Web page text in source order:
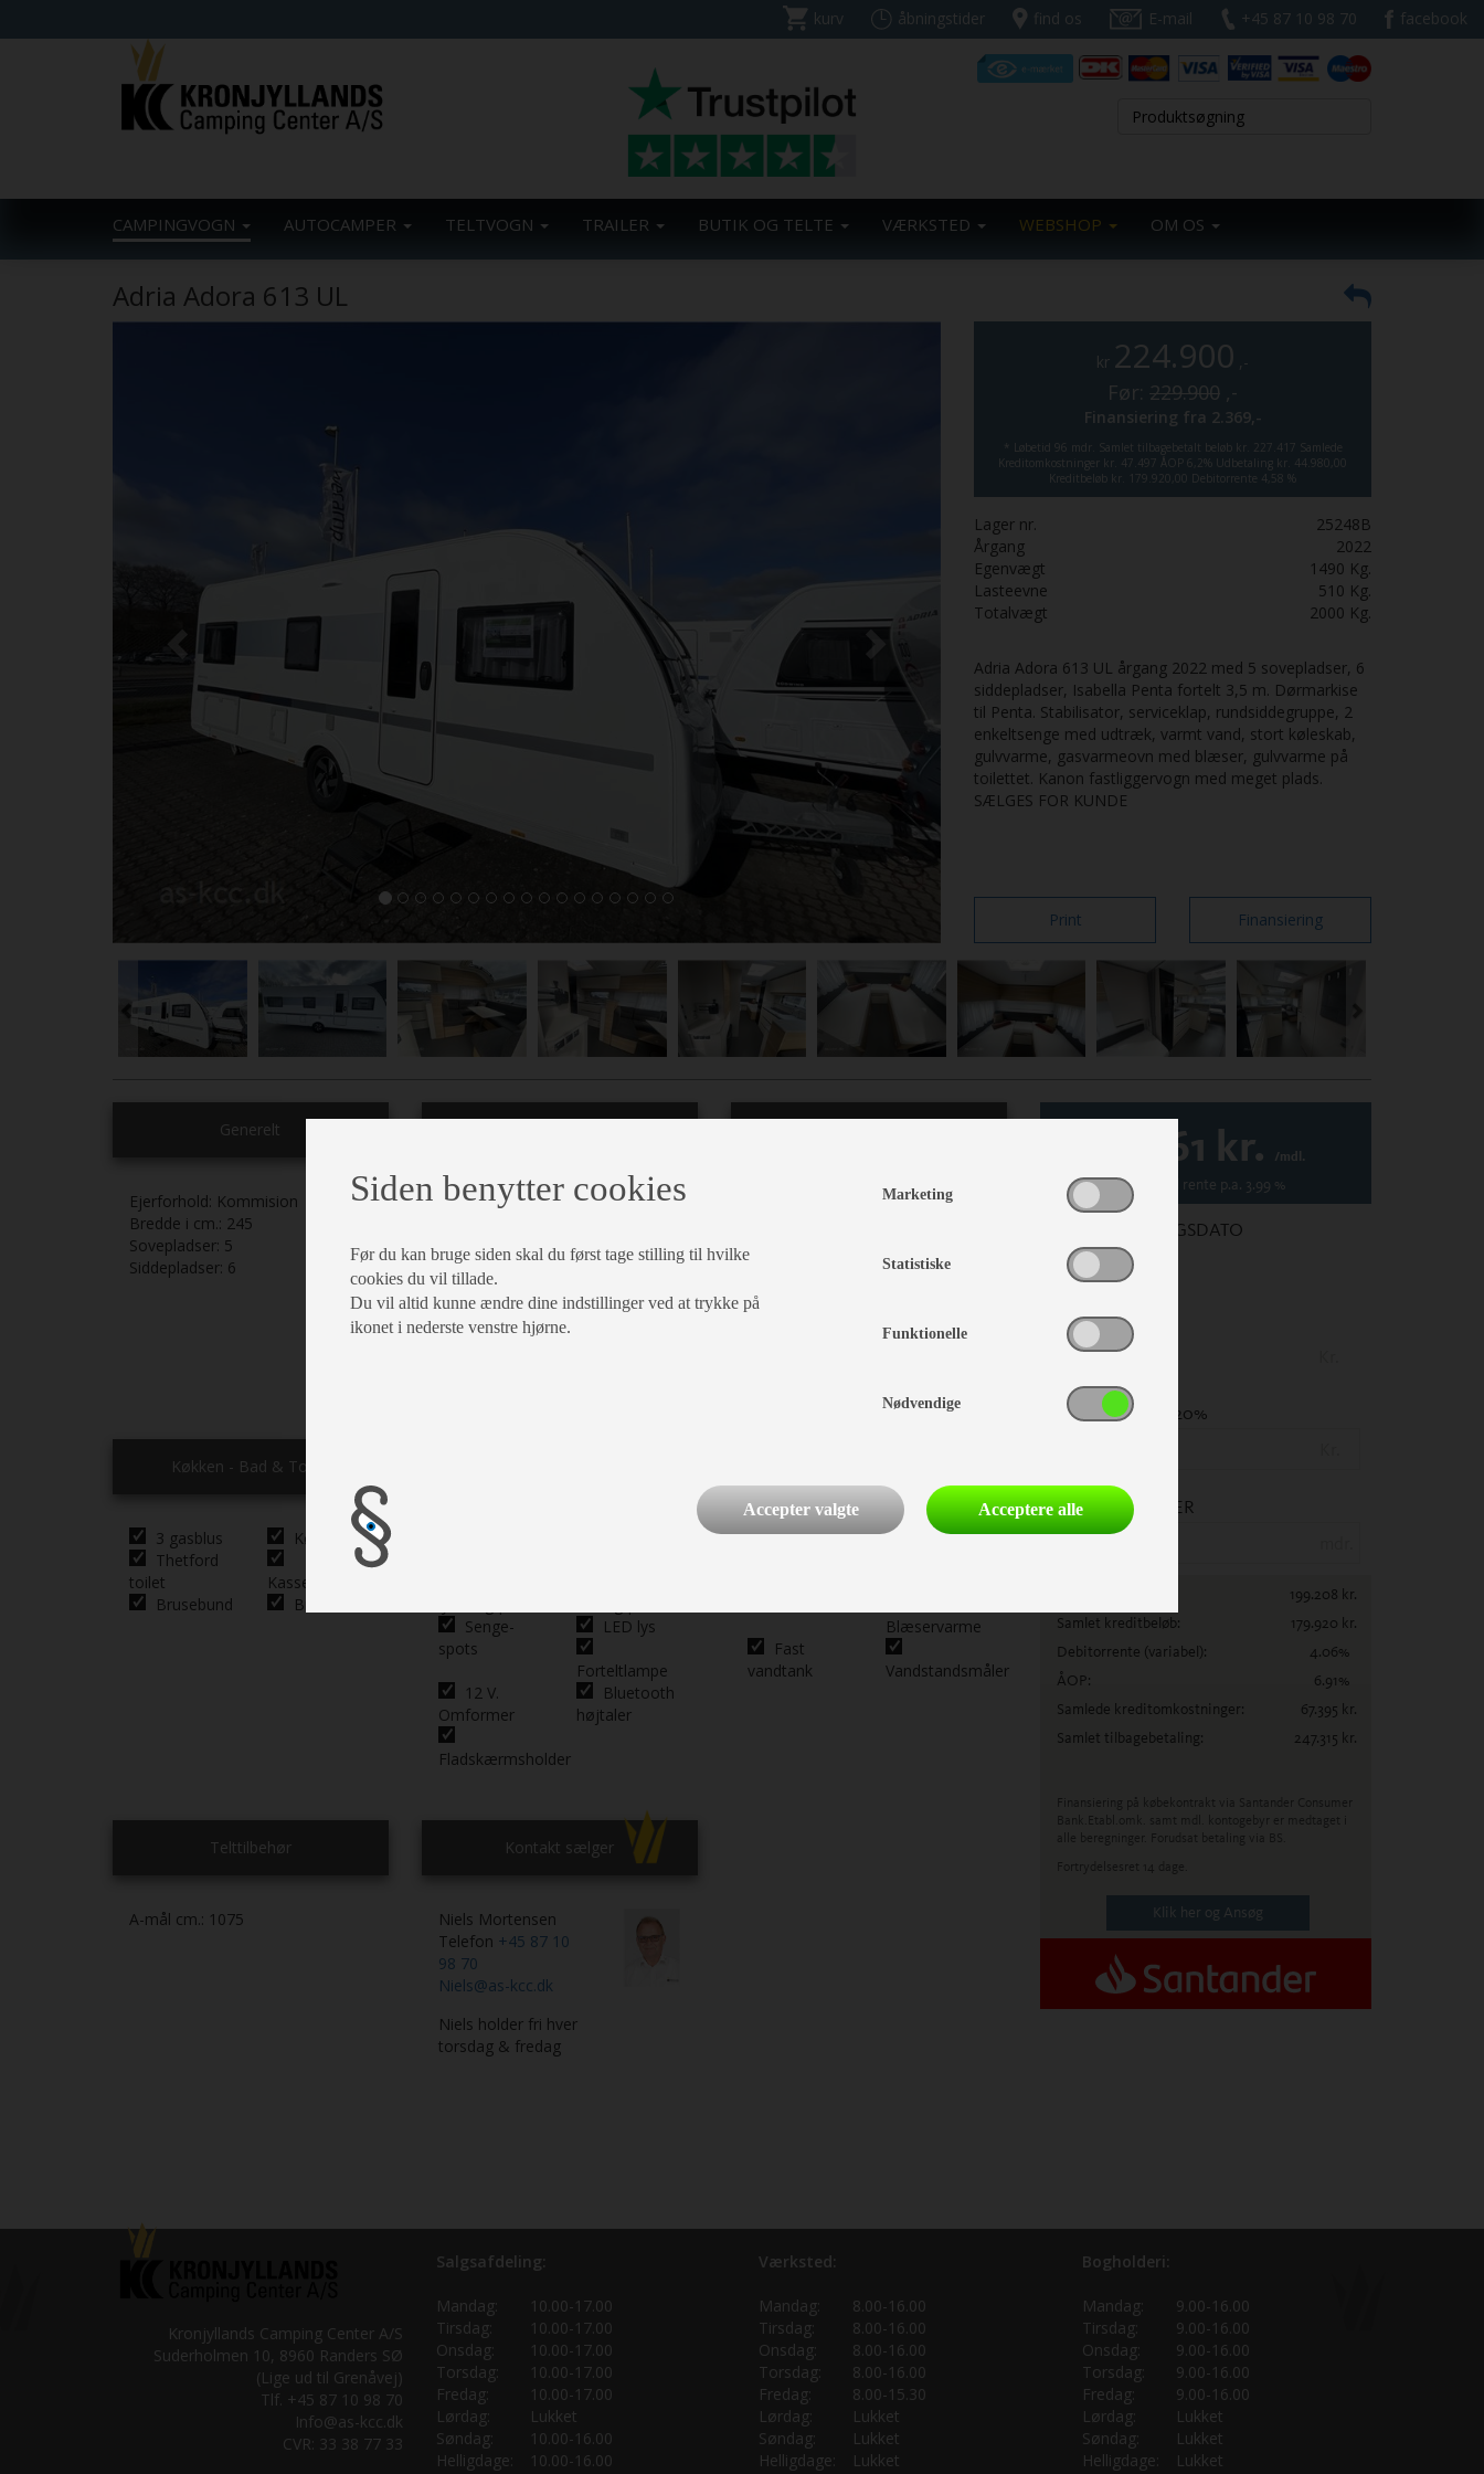
kurv åbningstider find os E-mail +45 87 10 98 70 facebook
CAMPINGVOGN AUTOCAMPER TELTVOGN TRAILER BUTIK OG TELTE VÆRKSTED WEBSHOP OM OS
Adria Adora 613 UL
kr 224.900 ,-
Før: 229.900 ,-
Finansiering fra 2.369,-
* Løbetid 96 mdr. Samlet tilbagebetalt beløb kr. 227.417 Samlede
Kreditomkostninger kr. 47.497 ÅOP 6,2%
Udbetaling kr. 44.980,00
Kreditbeløb kr. 179.920,00
Debitorrente 4,58 %
Lager nr.
25248B
Årgang
2022
Egenvægt
1490 Kg.
Lasteevne
510 Kg.
Totalvægt
2000 Kg.
Adria Adora 613 UL årgang 2022 med 5 sovepladser, 6
siddepladser, Isabella Penta fortelt 3,5 m. Dørmarkise
til Penta. Stabilisator, serviceklap, rundsiddegruppe, 2
enkeltsenge med udtræk, varmt vand, stort køleskab,
gulvvarme, gasvarmeovn med blæser, gulvvarme på
toilettet. Kanon fastliggervogn med meget plads.
SÆLGES FOR KUNDE
Print Finansiering
2.061 kr. /mdl.
Variabel rente p.a. 3.99 %
1. REGISTRERINGSDATO
PRIS(Inkl. lev. omk.)
UDBETALING
- 20%
ANTAL MÅNEDER
199.208 kr.
Samlet kreditbeløb:
179.920 kr.
Debitorrente (variabel): 4.06%
ÅOP:
6.91%
Samlede kreditomkostninger:
67.395 kr.
Samlet tilbagebetaling:
247.315 kr.
Finansiering på købekontrakt via Santander Consumer
Bank.
Etabl.omk. samt mdl. kontogebyr er medtaget i
alle beregninger. Forudsat betaling via BS.
Fortrydelsesret 14 dage.
Klik her og Ansøg
Generelt
Ejerforhold: Kommision
Bredde i cm.: 245
Sovepladser: 5
Siddepladser: 6
Enk. Senge
Hævebart
hovedgærde
Sengetæppe
Hæve/sænkebord Rundsiddegruppe
Alufælge
Midi
Fluenetsdør
Køkken - Bad & Toilet
3 gasblus
Køleskab
Thetford
toilet
Kassettetoilet
Brusebund
Bruser
Senge-
spots
LED lys
Forteltlampe
12 V.
Omformer
Bluetooth
højtaler
Fladskærmsholder
Gasovn
Gulvvarme
Blæservarme
Fast
vandtank
Vandstandsmåler
Telttilbehør
A-mål cm.: 1075
Kontakt sælger
Niels Mortensen
Telefon +45 87 10
98 70
Niels@as-kcc.dk
Niels holder fri hver
torsdag & fredag
Kronjyllands Camping Center A/S
Suderholmen 10, 8960 Randers SØ
(Lige ud til Grenåvej)
Tlf. +45 87 10 98 70
Info@as-kcc.dk
CVR: 33 38 77 33
Salgsafdeling:
Mandag:
10.00-17.00
Tirsdag:
10.00-17.00
Onsdag:
10.00-17.00
Torsdag:
10.00-17.00
Fredag:
10.00-17.00
Lørdag:
Lukket
Søndag:
10.00-16.00
Helligdage:
10.00-16.00
Værksted:
Mandag:
8.00-16.00
Tirsdag:
8.00-16.00
Onsdag:
8.00-16.00
Torsdag:
8.00-16.00
Fredag:
8.00-15.30
Lørdag:
Lukket
Søndag:
Lukket
Helligdage:
Lukket
Bogholderi:
Mandag:
9.00-16.00
Tirsdag:
9.00-16.00
Onsdag:
9.00-16.00
Torsdag:
9.00-16.00
Fredag:
9.00-16.00
Lørdag:
Lukket
Søndag:
Lukket
Helligdage:
Lukket
Siden benytter cookies
Før du kan bruge siden skal du først tage stilling til hvilke
cookies du vil tillade.
Du vil altid kunne ændre dine indstillinger ved at trykke på
ikonet i nederste venstre hjørne.
Marketing
Statistiske
Funktionelle
Nødvendige
Accepter valgte Acceptere alle